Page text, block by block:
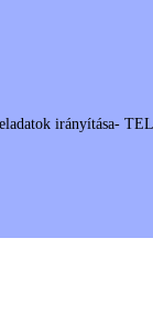
irányítása-